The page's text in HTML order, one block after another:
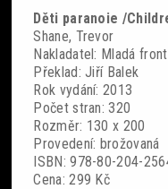
Děti paranoie /
Shane, Trevor
Nakladatel: Mladá
Překlad: Jiří Balek
Rok vydání: 2013
Počet stran: 320
Rozměr: 130 x 200
Provedení­: brožovaná
ISBN: 978-80-204-
Cena: 299 Kč